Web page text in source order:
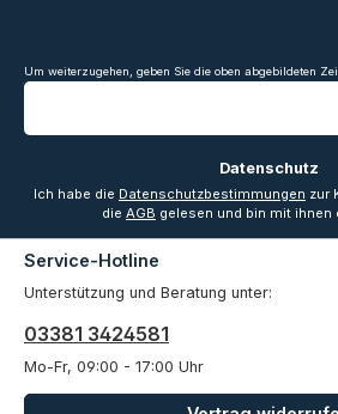
Um weiterzugehen, geben Sie die oben abgebildeten
Datenschutz
Ich habe die Datenschutzbestimmungen zur
die AGB gelesen und bin mit ihnen
Service-Hotline
Unterstützung und Beratung unter:
03381 3424581
Mo-Fr, 09:00 - 17:00 Uhr